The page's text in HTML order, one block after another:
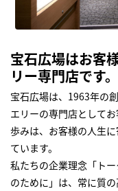
宝石広場はお客
リー専門店です。
宝石広場は、1963年の
エリーの専門店として
歩みは、お客様の人生
ています。
私たちの企業理念「ト
のために」は、常に質